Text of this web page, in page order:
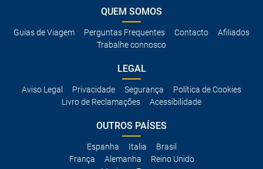
QUEM SOMOS
Guias de Viagem Perguntas Frequentes Contacto
Afiliados
Trabalhe connosco
LEGAL
Aviso Legal Privacidade Segurança
Política de Cookies
Livro de Reclamações
Acessibilidade
OUTROS PAÍSES
Espanha Italia
Brasil
França
Alemanha
Reino Unido